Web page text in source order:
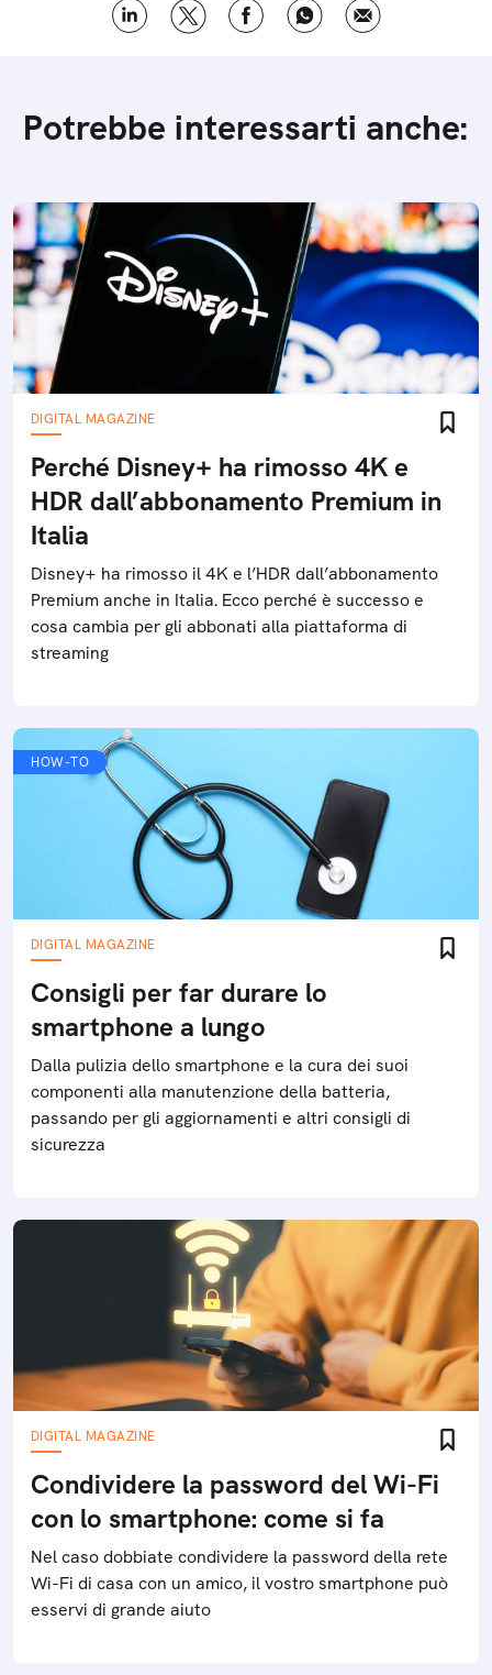
Potrebbe interessarti anche:
DIGITAL MAGAZINE
Perché Disney+ ha rimosso 4K e
HDR dall’abbonamento Premium in
Italia
Disney+ ha rimosso il 4K e l’HDR dall’abbonamento
Premium anche in Italia. Ecco perché è successo e
cosa cambia per gli abbonati alla piattaforma di
streaming
HOW-TO
DIGITAL MAGAZINE
Consigli per far durare lo
smartphone a lungo
Dalla pulizia dello smartphone e la cura dei suoi
componenti alla manutenzione della batteria,
passando per gli aggiornamenti e altri consigli di
sicurezza
DIGITAL MAGAZINE
Condividere la password del Wi-Fi
con lo smartphone: come si fa
Nel caso dobbiate condividere la password della rete
Wi-Fi di casa con un amico, il vostro smartphone può
esservi di grande aiuto